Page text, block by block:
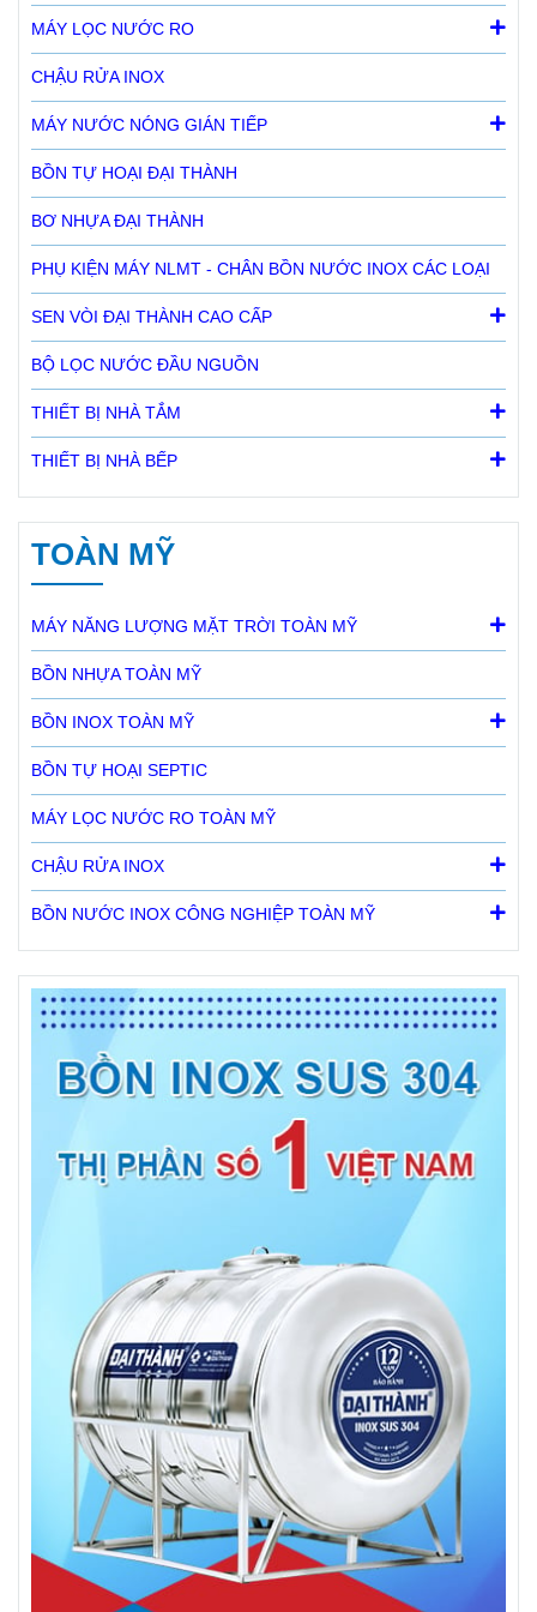
MÁY LỌC NƯỚC RO
CHẬU RỬA INOX
MÁY NƯỚC NÓNG GIÁN TIẾP
BỒN TỰ HOẠI ĐẠI THÀNH
BƠ NHỰA ĐẠI THÀNH
PHỤ KIỆN MÁY NLMT - CHÂN BỒN NƯỚC INOX CÁC LOẠI
SEN VÒI ĐẠI THÀNH CAO CẤP
BỘ LỌC NƯỚC ĐẦU NGUỒN
THIẾT BỊ NHÀ TẮM
THIẾT BỊ NHÀ BẾP
TOÀN MỸ
MÁY NĂNG LƯỢNG MẶT TRỜI TOÀN MỸ
BỒN NHỰA TOÀN MỸ
BỒN INOX TOÀN MỸ
BỒN TỰ HOẠI SEPTIC
MÁY LỌC NƯỚC RO TOÀN MỸ
CHẬU RỬA INOX
BỒN NƯỚC INOX CÔNG NGHIỆP TOÀN MỸ